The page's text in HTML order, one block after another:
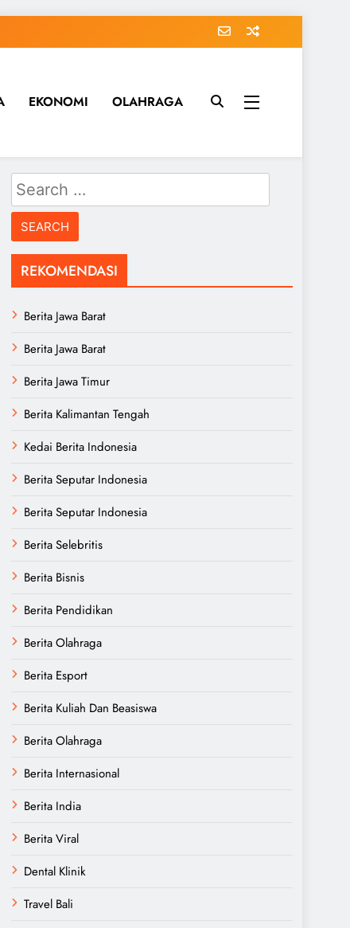
EKONOMI OLAHRAGA
Search
for:
REKOMENDASI
Berita Jawa Barat
Berita Jawa Barat
Berita Jawa Timur
Berita Kalimantan Tengah
Kedai Berita Indonesia
Berita Seputar Indonesia
Berita Seputar Indonesia
Berita Selebritis
Berita Bisnis
Berita Pendidikan
Berita Olahraga
Berita Esport
Berita Kuliah Dan Beasiswa
Berita Olahraga
Berita Internasional
Berita India
Berita Viral
Dental Klinik
Travel Bali